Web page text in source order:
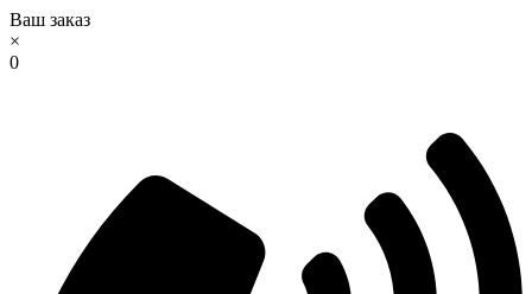
Ваш заказ
×
0